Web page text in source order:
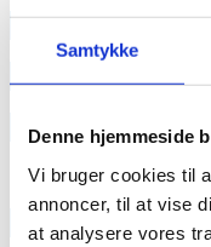
Samtykke
Denne hjemmeside
Vi bruger cookies til
annoncer, til at vise
at analysere vores
annonce
annonce
Like us
RAINBOW